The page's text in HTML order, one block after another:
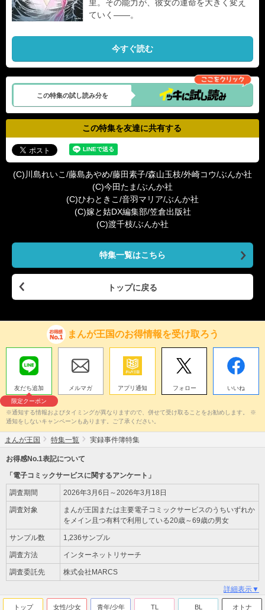
里。その能力が、彼女の運命を大きく変え
ていく――。
今すぐ読む
この特集の試し読み分を
この特集を友達に共有する
(C)川島れいこ/藤島あやめ/藤田素子/森山玉枝/外崎コウ/ぶんか社
(C)今田たま/ぶんか社
(C)ひわときこ/音羽マリア/ぶんか社
(C)嫁と姑DX編集部/笠倉出版社
(C)渡千枝/ぶんか社
特集一覧はこちら
トップに戻る
まんが王国のお得情報を受け取ろう
友だち追加
限定クーポン
メルマガ アプリ通知 フォロー いいね
※通知する情報およびタイミングが異なりますので、併せて受け取ることをお勧めします。 ※
通知をしないキャンペーンもあります。ご了承ください。
まんが王国 特集一覧 実録事件簿特集
お得感No.1表記について
「電子コミックサービスに関するアンケート」
調査期間 2026年3月6日～2026年3月18日
調査対象
まんが王国または主要電子コミックサービスのうちいずれか
をメイン且つ有料で利用している20歳～69歳の男女
サンプル数 1,236サンプル
調査方法 インターネットリサーチ
調査委託先 株式会社MARCS
詳細表示▼
トップ 女性/少女 青年/少年 TL BL オトナ